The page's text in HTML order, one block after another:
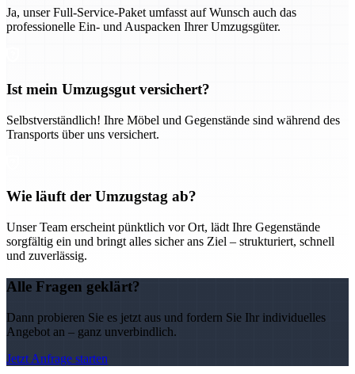
Ja, unser Full-Service-Paket umfasst auf Wunsch auch das
professionelle Ein- und Auspacken Ihrer Umzugsgüter.
Ist mein Umzugsgut versichert?
Selbstverständlich! Ihre Möbel und Gegenstände sind während des
Transports über uns versichert.
Wie läuft der Umzugstag ab?
Unser Team erscheint pünktlich vor Ort, lädt Ihre Gegenstände
sorgfältig ein und bringt alles sicher ans Ziel – strukturiert, schnell
und zuverlässig.
Alle Fragen geklärt?
Dann probieren Sie es jetzt aus und fordern Sie Ihr individuelles
Angebot an – ganz unverbindlich.
Jetzt Anfrage starten